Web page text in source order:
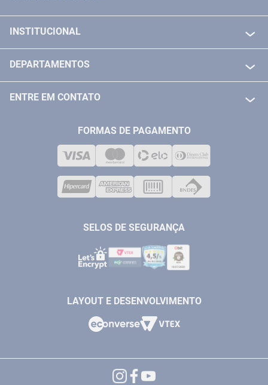
INSTITUCIONAL
POLITICA DE TROCA E DEVOLUÇÃO
DEPARTAMENTOS
COMPRESSORES
ENTRE EM CONTATO
VENDAS ONLINE@ANTFERRAMENTAS.COM.BR
SAC@ANTFERRAMENTAS.COM.BR
FORMAS DE PAGAMENTO
SELOS DE SEGURANÇA
LAYOUT E DESENVOLVIMENTO